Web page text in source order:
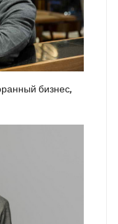
бизнес,